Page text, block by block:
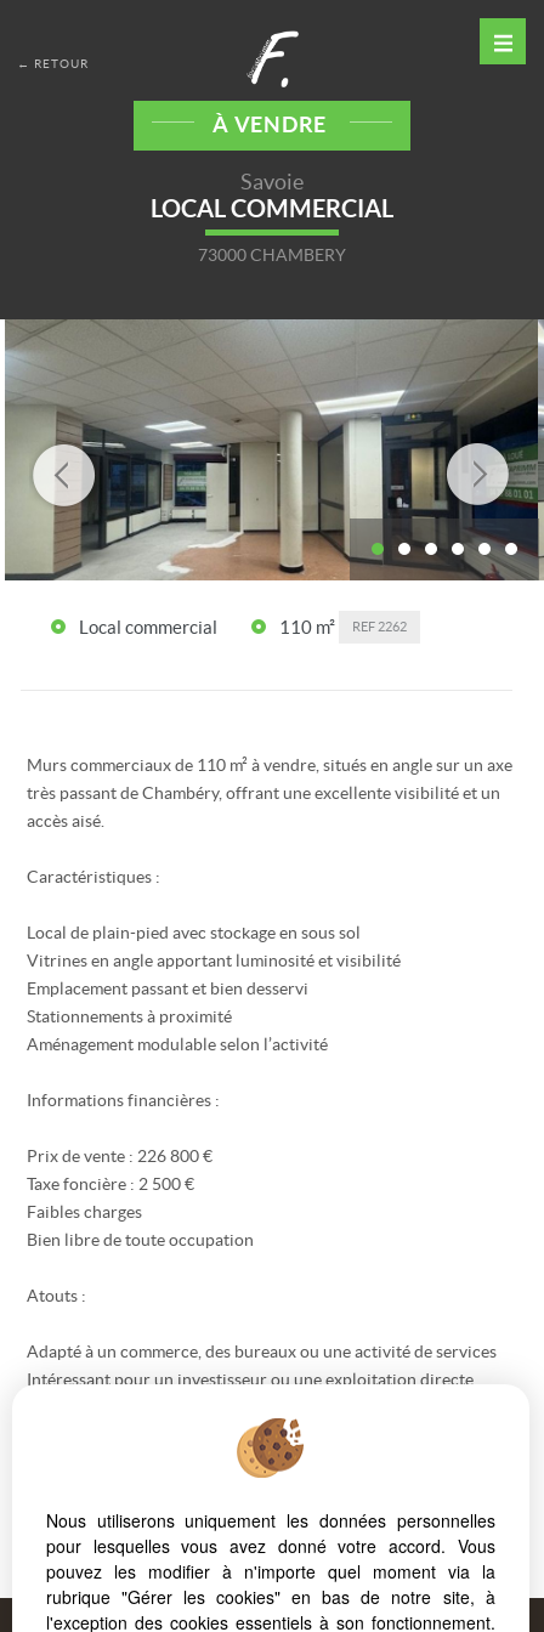
← RETOUR
À VENDRE
Savoie
LOCAL COMMERCIAL
73000 CHAMBERY
Local commercial 110 m² REF 2262
Murs commerciaux de 110 m² à vendre, situés en angle sur un axe
très passant de Chambéry, offrant une excellente visibilité et un
accès aisé.
Caractéristiques :
Local de plain-pied avec stockage en sous sol
Vitrines en angle apportant luminosité et visibilité
Emplacement passant et bien desservi
Stationnements à proximité
Aménagement modulable selon l’activité
Informations financières :
Prix de vente : 226 800 €
Taxe foncière : 2 500 €
Faibles charges
Bien libre de toute occupation
Atouts :
Adapté à un commerce, des bureaux ou une activité de services
Intéressant pour un investisseur ou une exploitation directe
Honoraires : 8 % HT à la charge de l’acquéreur.
Les informations sur les risques auxquels ce bien est exposé sont
disponibles sur le siteGéorisques
Nous utiliserons uniquement les données personnelles
pour lesquelles vous avez donné votre accord. Vous
pouvez les modifier à n'importe quel moment via la
rubrique "Gérer les cookies" en bas de notre site, à
l'exception des cookies essentiels à son fonctionnement.